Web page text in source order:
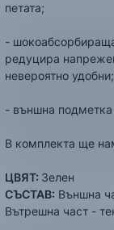
петата;
-
редуцира
невероятно удобни;
- външна
В комплекта ще
ЦВЯТ: Зелен
СЪСТАВ: Външна
Вътрешна част -